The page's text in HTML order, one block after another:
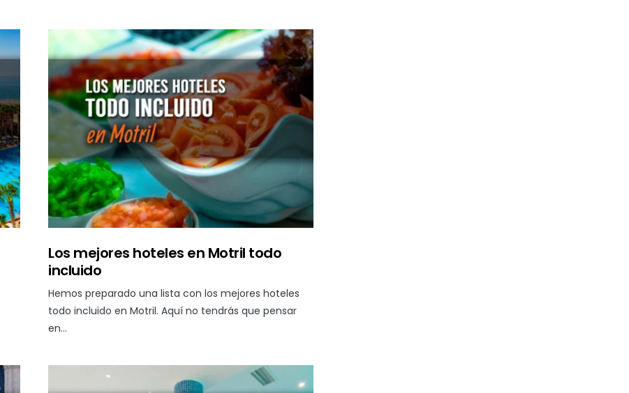
Los mejores hoteles en Motril todo
incluido
Hemos preparado una lista con los mejores hoteles
todo incluido en Motril. Aquí no tendrás que pensar
en…